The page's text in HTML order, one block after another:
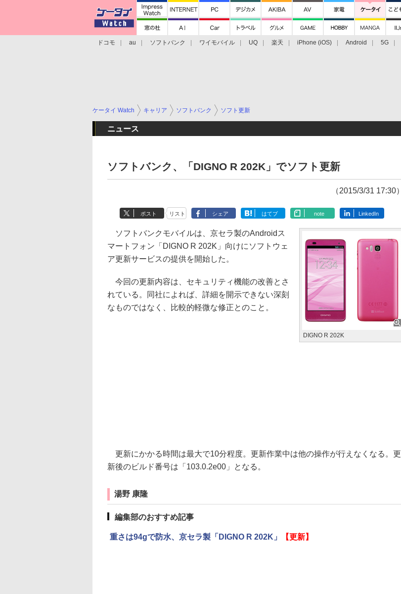
ドコモ au ソフトバンク ワイモバイル UQ 楽天 iPhone (iOS) Android 5G
ケータイ Watch キャリア ソフトバンク ソフト更新
ニュース
ソフトバンク、「DIGNO R 202K」でソフト更新
（2015/3/31 17:30）
ポスト リスト シェア はてブ note LinkedIn
DIGNO R 202K
ソフトバンクモバイルは、京セラ製のAndroidス
マートフォン「DIGNO R 202K」向けにソフトウェ
ア更新サービスの提供を開始した。
今回の更新内容は、セキュリティ機能の改善とさ
れている。同社によれば、詳細を開示できない深刻
なものではなく、比較的軽微な修正とのこと。
更新にかかる時間は最大で10分程度。更新作業中は他の操作が行えなくなる。更
新後のビルド番号は「103.0.2e00」となる。
湯野 康隆
編集部のおすすめ記事
重さは94gで防水、京セラ製「DIGNO R 202K」 【更新】